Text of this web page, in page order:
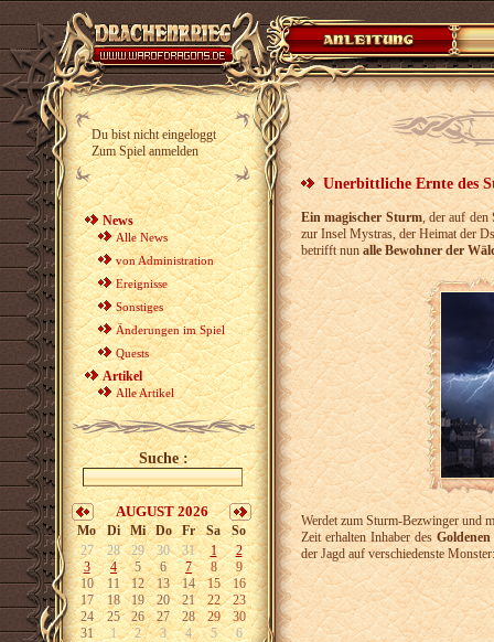
Du bist nicht eingeloggt
Zum Spiel anmelden
News
Alle News
von Administration
Ereignisse
Sonstiges
Änderungen im Spiel
Quests
Artikel
Alle Artikel
Suche :
AUGUST 2026
Mo Di Mi Do Fr Sa
So
27
28 29 30 31 1
2
3
4 5 6 7 8
9
10
11 12 13 14 15
16
17
18 19 20 21 22
23
24
25 26 27 28 29
30
31
1 2 3 4 5 6
Unerbittliche Ernte des
Ein magischer Sturm, der auf den
zur Insel Mystras, der Heimat der
betrifft nunalle Bewohner der
Werdet zum Sturm-Bezwinger und
Zeit erhalten Inhaber desGoldenen
der Jagd auf verschiedenste Monster: